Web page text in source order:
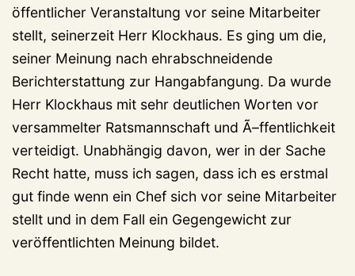
öffentlicher Veranstaltung vor seine Mitarbeiter
stellt, seinerzeit Herr Klockhaus. Es ging um die,
seiner Meinung nach ehrabschneidende
Berichterstattung zur Hangabfangung. Da wurde
Herr Klockhaus mit sehr deutlichen Worten vor
versammelter Ratsmannschaft und Ã–ffentlichkeit
verteidigt. Unabhängig davon, wer in der Sache
Recht hatte, muss ich sagen, dass ich es erstmal
gut finde wenn ein Chef sich vor seine Mitarbeiter
stellt und in dem Fall ein Gegengewicht zur
veröffentlichten Meinung bildet.